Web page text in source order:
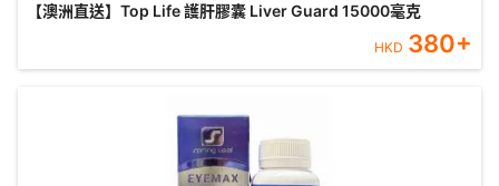
【澳洲直送】Top Life 護肝膠囊 Liver Guard 15000毫克
HKD 380+